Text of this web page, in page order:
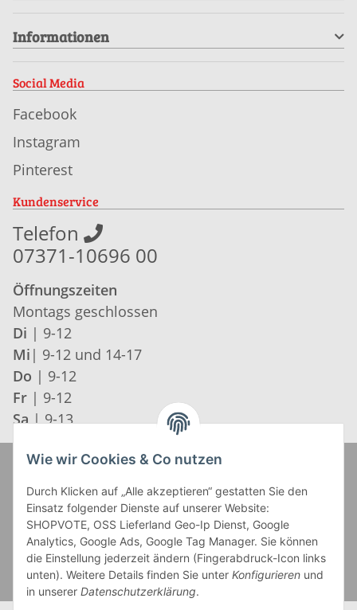
Informationen
Social Media
Facebook
Instagram
Pinterest
Kundenservice
Telefon
07371-10696 00
Öffnungszeiten
Montags geschlossen
Di | 9-12
Mi | 9-12 und 14-17
Do | 9-12
Fr | 9-12
Sa | 9-13
Wie wir Cookies & Co nutzen
Durch Klicken auf „Alle akzeptieren“ gestatten Sie den
Einsatz folgender Dienste auf unserer Website:
SHOPVOTE, OSS Lieferland Geo-Ip Dienst, Google
Analytics, Google Ads, Google Tag Manager. Sie können
die Einstellung jederzeit ändern (Fingerabdruck-Icon links
unten). Weitere Details finden Sie unter Konfigurieren und
in unserer Datenschutzerklärung.